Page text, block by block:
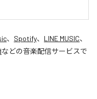
、 Spotify、 LINE MUSIC、
などの音楽配信サービスで